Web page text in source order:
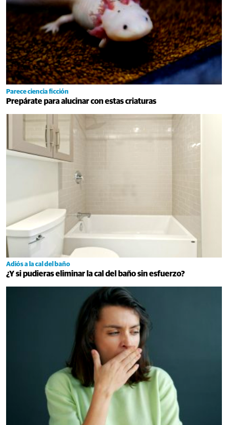
Parece ciencia ficción
Prepárate para alucinar con estas criaturas
Adiós a la cal del baño
¿Y si pudieras eliminar la cal del baño sin esfuerzo?